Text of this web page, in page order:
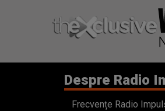
Despre Radio
Frecvențe Radio